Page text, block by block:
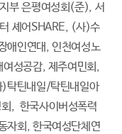
부 은평여성회(준), 서
셰어SHARE, (사)수
애인연대, 인천여성노
성공감, 제주여민회,
탁틴내일/탁틴내일아
, 한국사이버성폭력
자회, 한국여성단체연